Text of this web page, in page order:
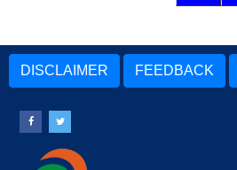
DISCLAIMER FEEDBACK